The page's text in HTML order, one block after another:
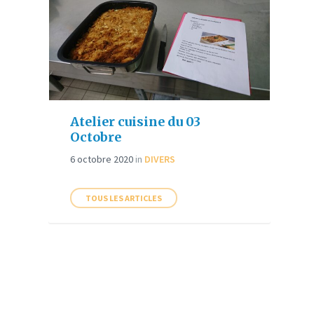
Atelier cuisine du 03
Octobre
6 octobre 2020 in DIVERS
TOUS LES ARTICLES